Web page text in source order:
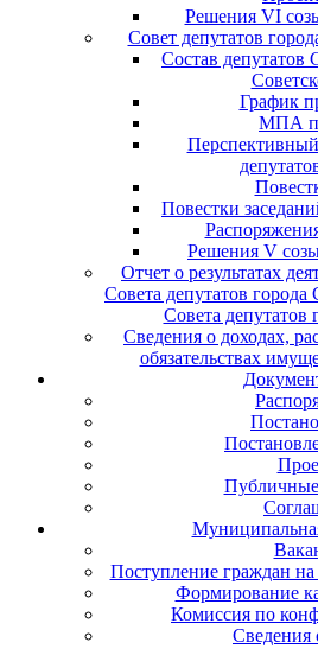
Решения VI
Совет депутатов
Состав депутатов
График
МПА
Повестки
Решения V
Отчет о результатах
Совета депутатов города
Совета депутатов
Сведения о доходах,
обязательствах
Поступление граждан
Формирование
Комиссия по
Сведения